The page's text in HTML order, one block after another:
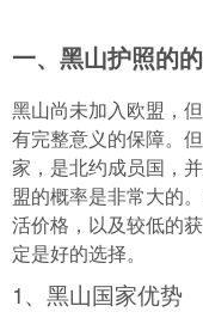
一、黑山护照的
黑山尚未加入欧盟，
有完整意义的保障。
家，是北约成员国，
盟的概率是非常大的
活价格，以及较低的
定是好的选择。
1、黑山国家优势